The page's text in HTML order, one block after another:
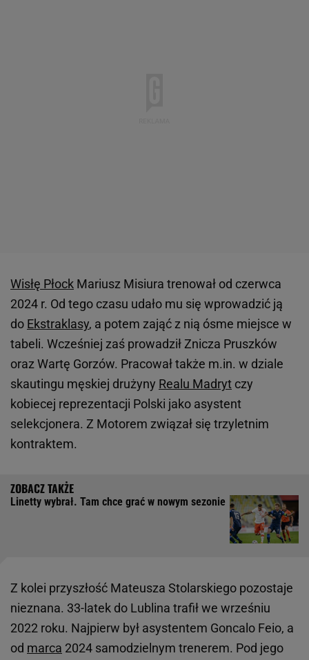
Wisłę Płock Mariusz Misiura trenował od czerwca
2024 r. Od tego czasu udało mu się wprowadzić ją
do Ekstraklasy, a potem zająć z nią ósme miejsce w
tabeli. Wcześniej zaś prowadził Znicza Pruszków
oraz Wartę Gorzów. Pracował także m.in. w dziale
skautingu męskiej drużyny Realu Madryt czy
kobiecej reprezentacji Polski jako asystent
selekcjonera. Z Motorem związał się trzyletnim
kontraktem.
Linetty wybrał. Tam chce grać w nowym sezonie
Z kolei przyszłość Mateusza Stolarskiego pozostaje
nieznana. 33-latek do Lublina trafił we wrześniu
2022 roku. Najpierw był asystentem Goncalo Feio, a
od marca 2024 samodzielnym trenerem. Pod jego